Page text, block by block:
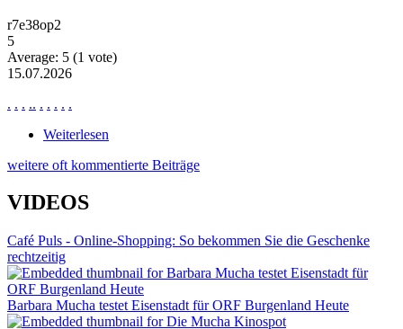
r7e38op2
5
Average: 5 (1 vote)
15.07.2026
. . . .. . . . . .
Weiterlesen
weitere oft kommentierte Beiträge
VIDEOS
Café Puls - Online-Shopping: So bekommen Sie die Geschenke
rechtzeitig
Barbara Mucha testet Eisenstadt für ORF Burgenland Heute